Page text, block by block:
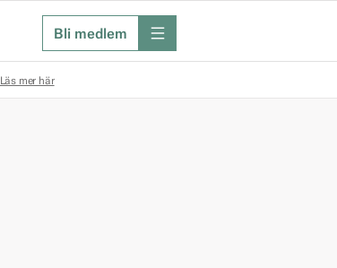
Bli medlem meny
Läs mer här